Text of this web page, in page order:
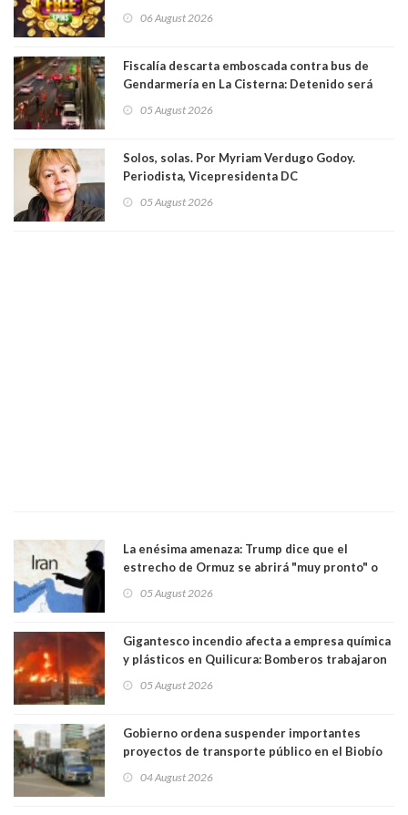
06 August 2026
Fiscalía descarta emboscada contra bus de
Gendarmería en La Cisterna: Detenido será
05 August 2026
Solos, solas. Por Myriam Verdugo Godoy.
Periodista, Vicepresidenta DC
05 August 2026
La enésima amenaza: Trump dice que el
estrecho de Ormuz se abrirá "muy pronto" o
05 August 2026
Gigantesco incendio afecta a empresa química
y plásticos en Quilicura: Bomberos trabajaron
05 August 2026
Gobierno ordena suspender importantes
proyectos de transporte público en el Biobío
04 August 2026